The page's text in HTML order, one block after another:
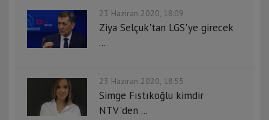
23 Haziran 2020, 18:09
Ziya Selçuk'tan LGS'ye girecek
...
23 Haziran 2020, 18:55
Simge Fıstıkoğlu kimdir
NTV'den ...